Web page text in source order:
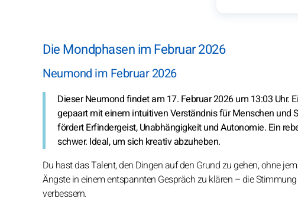
Die Mondphasen im Februar 2026
Neumond im Februar 2026
Dieser Neumond findet am 17. Februar 2026 um 13:03 Uhr.
gepaart mit einem intuitiven Verständnis für Menschen und
fördert Erfindergeist, Unabhängigkeit und Autonomie. Ein
schwer. Ideal, um sich kreativ abzuheben.
Du hast das Talent, den Dingen auf den Grund zu gehen, ohne
Ängste in einem entspannten Gespräch zu klären – die
verbessern.